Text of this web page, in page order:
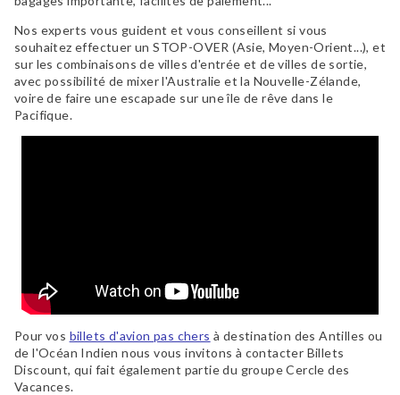
Nos experts vous guident et vous conseillent si vous
souhaitez effectuer un STOP-OVER (Asie, Moyen-Orient...), et
sur les combinaisons de villes d'entrée et de villes de sortie,
avec possibilité de mixer l'Australie et la Nouvelle-Zélande,
voire de faire une escapade sur une île de rêve dans le
Pacifique.
Pour vos billets d'avion pas chers à destination des Antilles ou
de l'Océan Indien nous vous invitons à contacter Billets
Discount, qui fait également partie du groupe Cercle des
Vacances.